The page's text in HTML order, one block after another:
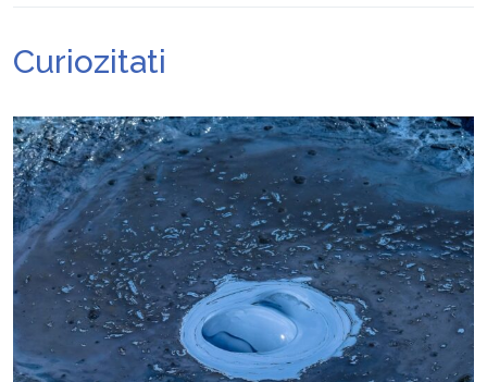
Diverticulita: când este necesară operația?
Curiozitati